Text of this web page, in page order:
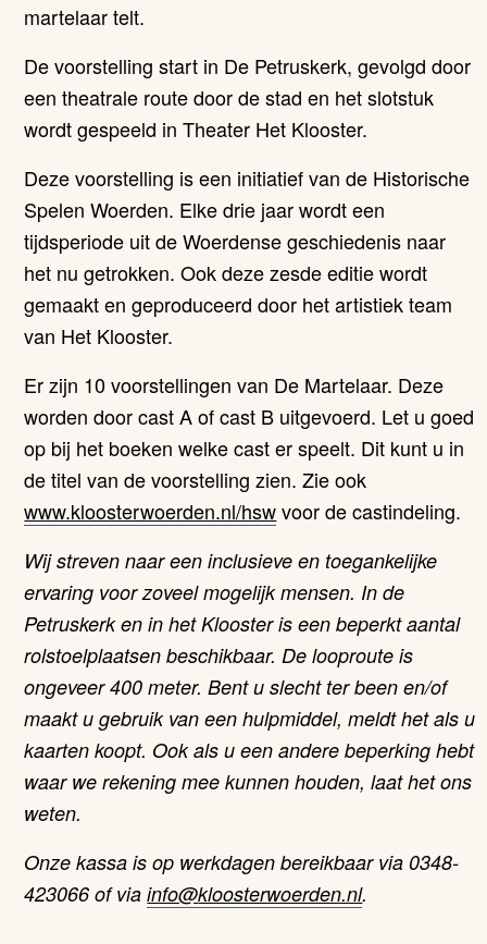
martelaar telt.
De voorstelling start in De Petruskerk, gevolgd door
een theatrale route door de stad en het slotstuk
wordt gespeeld in Theater Het Klooster.
Deze voorstelling is een initiatief van de Historische
Spelen Woerden. Elke drie jaar wordt een
tijdsperiode uit de Woerdense geschiedenis naar
het nu getrokken. Ook deze zesde editie wordt
gemaakt en geproduceerd door het artistiek team
van Het Klooster.
Er zijn 10 voorstellingen van De Martelaar. Deze
worden door cast A of cast B uitgevoerd. Let u goed
op bij het boeken welke cast er speelt. Dit kunt u in
de titel van de voorstelling zien. Zie ook
www.kloosterwoerden.nl/hswvoor de castindeling.
Wij streven naar een inclusieve en toegankelijke
ervaring voor zoveel mogelijk mensen. In de
Petruskerk en in het Klooster is een beperkt aantal
rolstoelplaatsen beschikbaar. De looproute is
ongeveer 400 meter. Bent u slecht ter been en/of
maakt u gebruik van een hulpmiddel, meldt het als u
kaarten koopt. Ook als u een andere beperking hebt
waar we rekening mee kunnen houden, laat het ons
weten.
Onze kassa is op werkdagen bereikbaar via 0348-
423066 of viainfo@kloosterwoerden.nl.